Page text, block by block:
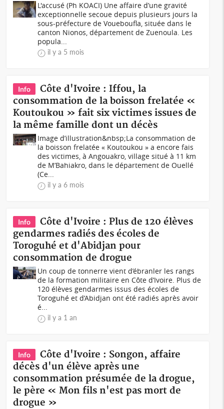
L'accusé (Ph KOACI) Une affaire d’une gravité
exceptionnelle secoue depuis plusieurs jours la
sous-préfecture de Voueboufla, située dans le
canton Nionos, département de Zuenoula. Les
popula...
il y a 5 mois
Info
Côte d'Ivoire : Iffou, la
consommation de la boisson frelatée «
Koutoukou » fait six victimes issues de
la même famille dont un décès
Image d’illustration&nbsp;La consommation de
la boisson frelatée « Koutoukou » a encore fais
des victimes, à Angouakro, village situé à 11 km
de M’Bahiakro, dans le département de Ouellé
(Ce...
il y a 6 mois
Info
Côte d'Ivoire : Plus de 120 élèves
gendarmes radiés des écoles de
Toroguhé et d'Abidjan pour
consommation de drogue
Un coup de tonnerre vient d’ébranler les rangs
de la formation militaire en Côte d’Ivoire. Plus de
120 élèves gendarmes issus des écoles de
Toroguhé et d’Abidjan ont été radiés après avoir
é...
il y a 1 an
Info
Côte d'Ivoire : Songon, affaire
décès d'un élève après une
consommation présumée de la drogue,
le père « Mon fils n'est pas mort de
drogue »